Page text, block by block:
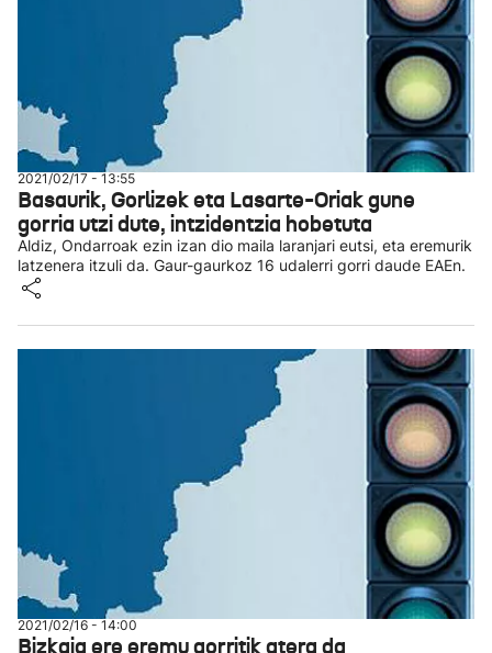
2021/02/17 - 13:55
Basaurik, Gorlizek eta Lasarte-Oriak gune
gorria utzi dute, intzidentzia hobetuta
Aldiz, Ondarroak ezin izan dio maila laranjari eutsi, eta eremurik
latzenera itzuli da. Gaur-gaurkoz 16 udalerri gorri daude EAEn.
2021/02/16 - 14:00
Bizkaia ere eremu gorritik atera da